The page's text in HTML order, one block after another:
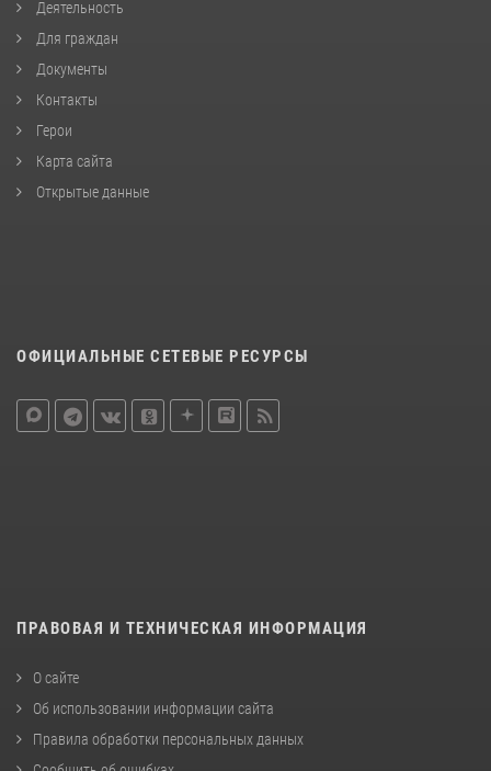
Деятельность
Для граждан
Документы
Контакты
Герои
Карта сайта
Открытые данные
ОФИЦИАЛЬНЫЕ СЕТЕВЫЕ РЕСУРСЫ
ПРАВОВАЯ И ТЕХНИЧЕСКАЯ ИНФОРМАЦИЯ
О сайте
Об использовании информации сайта
Правила обработки персональных данных